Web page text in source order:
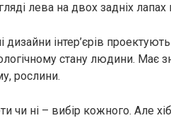
лева на двох задніх лапах
дизайни інтер’єрів
стану людини. Має
рослини.
чи ні – вибір кожного. Але